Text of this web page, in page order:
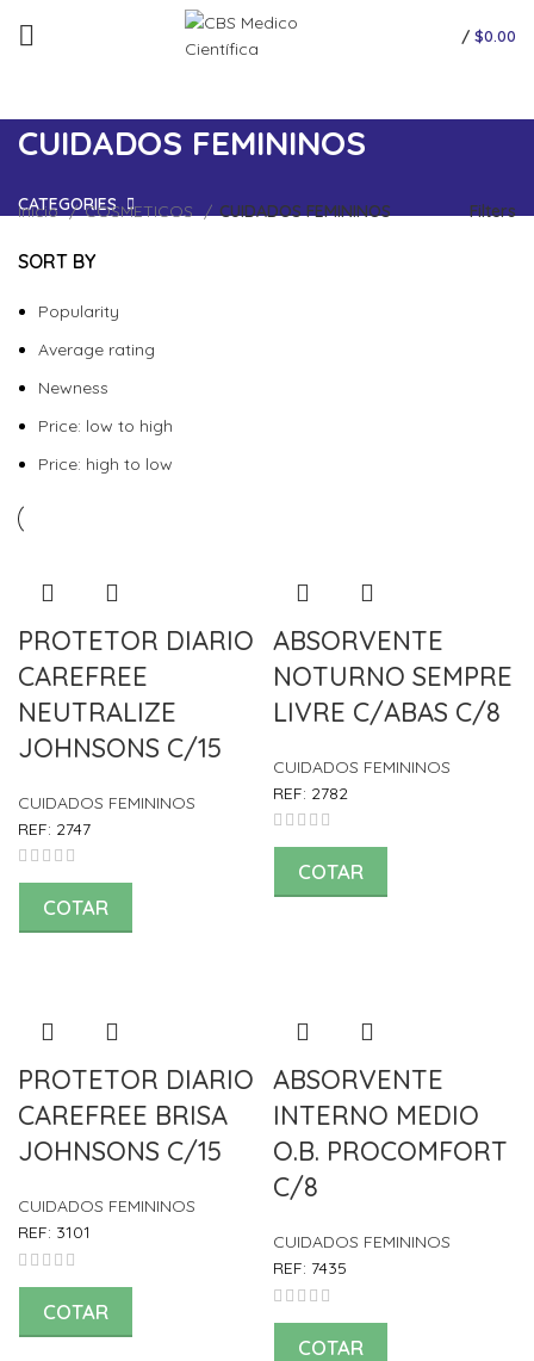
/ $0.00
CUIDADOS FEMININOS
CATEGORIES
Início COSMETICOS CUIDADOS FEMININOS Filters
SORT BY
Popularity
Average rating
Newness
Price: low to high
Price: high to low
PROTETOR DIARIO
CAREFREE
NEUTRALIZE
JOHNSONS C/15
CUIDADOS FEMININOS
REF: 2747
COTAR
ABSORVENTE
NOTURNO SEMPRE
LIVRE C/ABAS C/8
CUIDADOS FEMININOS
REF: 2782
COTAR
PROTETOR DIARIO
CAREFREE BRISA
JOHNSONS C/15
CUIDADOS FEMININOS
REF: 3101
COTAR
ABSORVENTE
INTERNO MEDIO
O.B. PROCOMFORT
C/8
CUIDADOS FEMININOS
REF: 7435
COTAR